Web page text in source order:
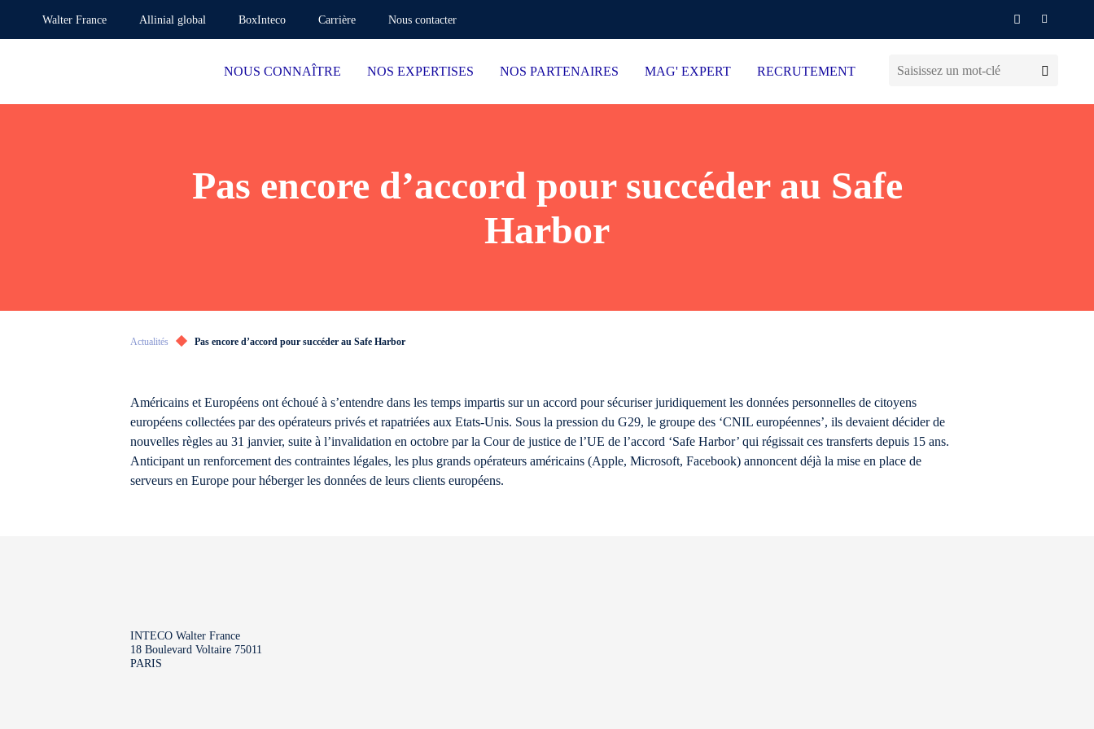
Walter France Allinial global BoxInteco Carrière Nous contacter
NOUS CONNAÎTRE NOS EXPERTISES NOS PARTENAIRES MAG' EXPERT RECRUTEMENT
Pas encore d’accord pour succéder au Safe
Harbor
Actualités Pas encore d’accord pour succéder au Safe Harbor
Américains et Européens ont échoué à s’entendre dans les temps impartis sur un accord pour sécuriser juridiquement les données personnelles de citoyens
européens collectées par des opérateurs privés et rapatriées aux Etats-Unis. Sous la pression du G29, le groupe des ‘CNIL européennes’, ils devaient décider de
nouvelles règles au 31 janvier, suite à l’invalidation en octobre par la Cour de justice de l’UE de l’accord ‘Safe Harbor’ qui régissait ces transferts depuis 15 ans.
Anticipant un renforcement des contraintes légales, les plus grands opérateurs américains (Apple, Microsoft, Facebook) annoncent déjà la mise en place de
serveurs en Europe pour héberger les données de leurs clients européens.
INTECO Walter France
18 Boulevard Voltaire 75011
PARIS